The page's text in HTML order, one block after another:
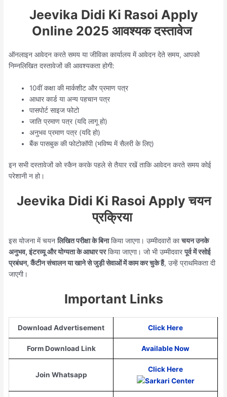
Jeevika Didi Ki Rasoi Apply
Online 2025 आवश्यक दस्तावेज
ऑनलाइन आवेदन करते समय या जीविका कार्यालय में आवेदन देते समय, आपको
निम्नलिखित दस्तावेजों की आवश्यकता होगी:
10वीं कक्षा की मार्कशीट और प्रमाण पत्र
आधार कार्ड या अन्य पहचान पत्र
पासपोर्ट साइज फोटो
जाति प्रमाण पत्र (यदि लागू हो)
अनुभव प्रमाण पत्र (यदि हो)
बैंक पासबुक की फोटोकॉपी (भविष्य में सैलरी के लिए)
इन सभी दस्तावेजों को स्कैन करके पहले से तैयार रखें ताकि आवेदन करते समय कोई
परेशानी न हो।
Jeevika Didi Ki Rasoi Apply चयन
प्रक्रिया
इस योजना में चयनलिखित परीक्षा के बिनाकिया जाएगा। उम्मीदवारों काचयन उनके
अनुभव, इंटरव्यू और योग्यता के आधार परकिया जाएगा। जो भी उम्मीदवारपूर्व में रसोई
प्रबंधन, कैंटीन संचालन या खाने से जुड़ी सेवाओं में काम कर चुके हैं, उन्हें प्राथमिकता दी
जाएगी।
Important Links
Download Advertisement Click Here
Form Download Link Available Now
Join Whatsapp
Click Here